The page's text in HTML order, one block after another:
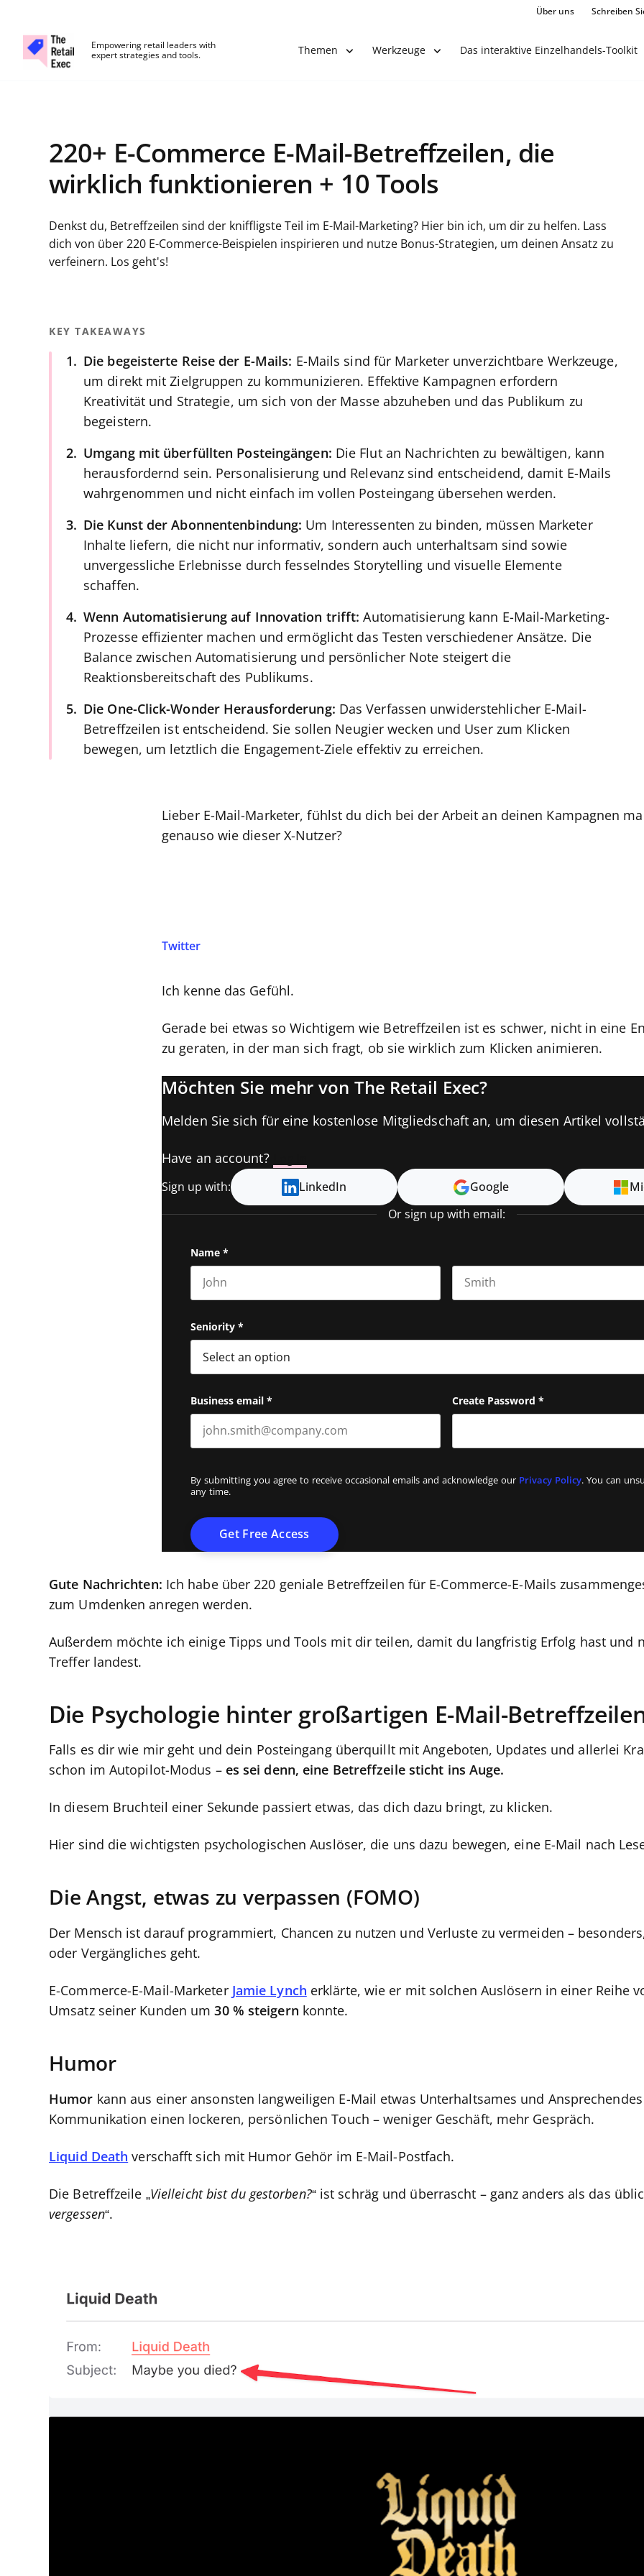
Über uns Schreiben
Empowering retail leaders with
expert strategies and tools.
Themen Werkzeuge Das interaktive Einzelhandels-Toolkit
220+ E-Commerce E-Mail-Betreffzeilen, die
wirklich funktionieren + 10 Tools
Denkst du, Betreffzeilen sind der kniffligste Teil im E-Mail-Marketing? Hier bin ich, um dir zu helfen. Lass
dich von über 220 E-Commerce-Beispielen inspirieren und nutze Bonus-Strategien, um deinen Ansatz zu
verfeinern. Los geht's!
KEY TAKEAWAYS
Die begeisterte Reise der E-Mails: E-Mails sind für Marketer unverzichtbare Werkzeuge,
um direkt mit Zielgruppen zu kommunizieren. Effektive Kampagnen erfordern
Kreativität und Strategie, um sich von der Masse abzuheben und das Publikum zu
begeistern.
Umgang mit überfüllten Posteingängen: Die Flut an Nachrichten zu bewältigen, kann
herausfordernd sein. Personalisierung und Relevanz sind entscheidend, damit E-Mails
wahrgenommen und nicht einfach im vollen Posteingang übersehen werden.
Die Kunst der Abonnentenbindung: Um Interessenten zu binden, müssen Marketer
Inhalte liefern, die nicht nur informativ, sondern auch unterhaltsam sind sowie
unvergessliche Erlebnisse durch fesselndes Storytelling und visuelle Elemente
schaffen.
Wenn Automatisierung auf Innovation trifft:Automatisierung kann E-Mail-Marketing-
Prozesse effizienter machen und ermöglicht das Testen verschiedener Ansätze. Die
Balance zwischen Automatisierung und persönlicher Note steigert die
Reaktionsbereitschaft des Publikums.
Die One-Click-Wonder Herausforderung: Das Verfassen unwiderstehlicher E-Mail-
Betreffzeilen ist entscheidend. Sie sollen Neugier wecken und User zum Klicken
bewegen, um letztlich die Engagement-Ziele effektiv zu erreichen.
Lieber E-Mail-Marketer, fühlst du dich bei der Arbeit an deinen Kampagnen
genauso wie dieser X-Nutzer?
Twitter
Ich kenne das Gefühl.
Gerade bei etwas so Wichtigem wie Betreffzeilen ist es schwer, nicht in eine
zu geraten, in der man sich fragt, ob sie wirklich zum Klicken animieren.
Möchten Sie mehr von The Retail Exec?
Melden Sie sich für eine kostenlose Mitgliedschaft an, um diesen Artikel
Have an account?
Sign up with: LinkedIn Google
Or sign up with email:
Name *
Seniority *
Business email * Create Password *
By submitting you agree to receive occasional emails and acknowledge our Privacy Policy. You can
any time.
Gute Nachrichten: Ich habe über 220 geniale Betreffzeilen für E-Commerce-E-Mails
zum Umdenken anregen werden.
Außerdem möchte ich einige Tipps und Tools mit dir teilen, damit du langfristig Erfolg hast und
Treffer landest.
Die Psychologie hinter großartigen E-Mail-
Falls es dir wie mir geht und dein Posteingang überquillt mit Angeboten, Updates und allerlei
schon im Autopilot-Modus – es sei denn, eine Betreffzeile sticht ins Auge.
In diesem Bruchteil einer Sekunde passiert etwas, das dich dazu bringt, zu klicken.
Hier sind die wichtigsten psychologischen Auslöser, die uns dazu bewegen, eine E-Mail nach
Die Angst, etwas zu verpassen (FOMO)
Der Mensch ist darauf programmiert, Chancen zu nutzen und Verluste zu vermeiden –
oder Vergängliches geht.
E-Commerce-E-Mail-Marketer Jamie Lynch erklärte, wie er mit solchen Auslösern in einer Reihe
Umsatz seiner Kunden um30 % steigern konnte.
Humor
Humor kann aus einer ansonsten langweiligen E-Mail etwas Unterhaltsames und
Kommunikation einen lockeren, persönlichen Touch – weniger Geschäft, mehr Gespräch.
Liquid Death verschafft sich mit Humor Gehör im E-Mail-Postfach.
Die Betreffzeile „Vielleicht bist du gestorben?“ ist schräg und überrascht – ganz anders als das
vergessen“.